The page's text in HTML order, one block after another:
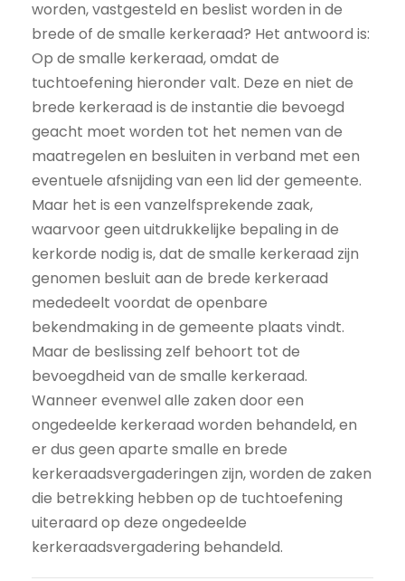
worden, vastgesteld en beslist worden in de
brede of de smalle kerkeraad? Het antwoord is:
Op de smalle kerkeraad, omdat de
tuchtoefening hieronder valt. Deze en niet de
brede kerkeraad is de instantie die bevoegd
geacht moet worden tot het nemen van de
maatregelen en besluiten in verband met een
eventuele afsnijding van een lid der gemeente.
Maar het is een vanzelfsprekende zaak,
waarvoor geen uitdrukkelijke bepaling in de
kerkorde nodig is, dat de smalle kerkeraad zijn
genomen besluit aan de brede kerkeraad
mededeelt voordat de openbare
bekendmaking in de gemeente plaats vindt.
Maar de beslissing zelf behoort tot de
bevoegdheid van de smalle kerkeraad.
Wanneer evenwel alle zaken door een
ongedeelde kerkeraad worden behandeld, en
er dus geen aparte smalle en brede
kerkeraadsvergaderingen zijn, worden de zaken
die betrekking hebben op de tuchtoefening
uiteraard op deze ongedeelde
kerkeraadsvergadering behandeld.